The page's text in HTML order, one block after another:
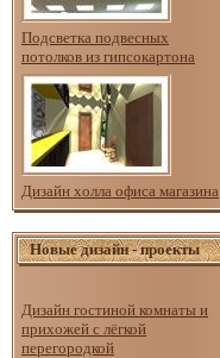
Подсветка подвесных
потолков из гипсокартона
Дизайн холла офиса магазина
Новые дизайн - проекты
Дизайн гостиной комнаты и
прихожей с лёгкой
перегородкой